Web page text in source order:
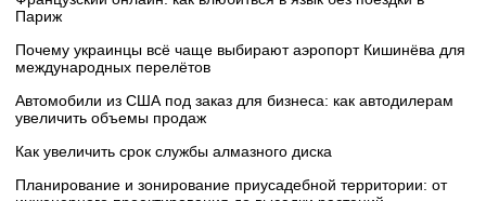
Париж
Почему украинцы всё чаще выбирают аэропорт Кишинёва для
международных перелётов
Автомобили из США под заказ для бизнеса: как автодилерам
увеличить объемы продаж
Как увеличить срок службы алмазного диска
Планирование и зонирование приусадебной территории: от